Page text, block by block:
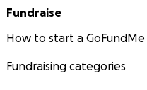
Fundraise
How to start a GoFundMe
Fundraising categories